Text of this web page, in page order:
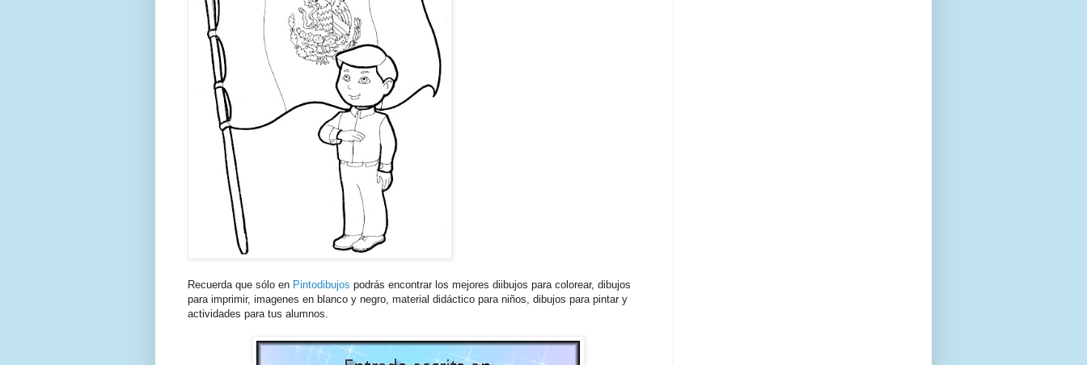
Recuerda que sólo en Pintodibujos podrás encontrar los mejores diibujos para colorear, dibujos
para imprimir, imagenes en blanco y negro, material didáctico para niños, dibujos para pintar y
actividades para tus alumnos.